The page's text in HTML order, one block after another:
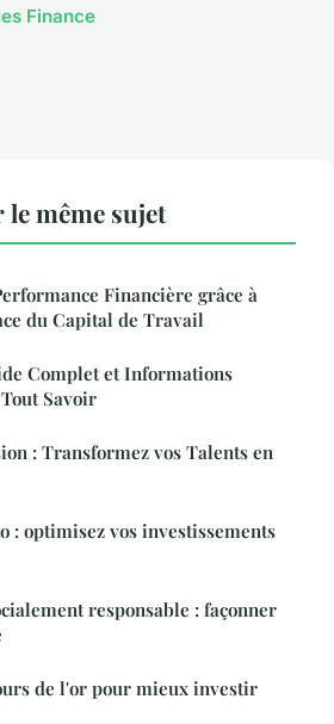
Finance
même sujet
Financière grâce à
du Capital de Travail
Complet et Informations
Savoir
: Transformez vos Talents en
: optimisez vos investissements
responsable : façonner
de l'or pour mieux investir